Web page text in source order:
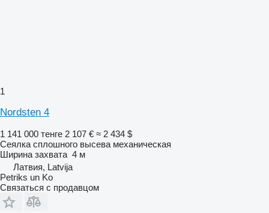
1
Nordsten 4
1 141 000 тенге 2 107 € ≈ 2 434 $
Сеялка сплошного высева механическая
Ширина захвата 4 м
Латвия, Latvija
Petriks un Ko
Связаться с продавцом